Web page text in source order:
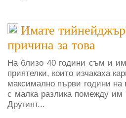
Имате
причина за това
На близо 40 години съм и
приятелки, които изчакаха
максимално първи години
с малка разлика помежду
Другият...